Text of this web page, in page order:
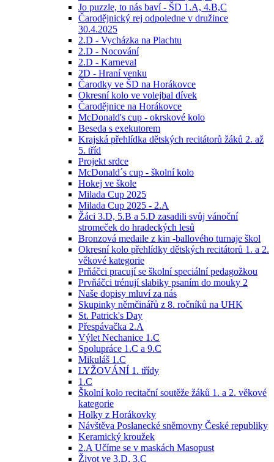
Jo puzzle, to nás baví - ŠD 1.A, 4.B,C
Čarodějnický rej odpoledne v družince
30.4.2025
2.D - Vycházka na Plachtu
2.D - Nocování
2.D - Karneval
2D - Hraní venku
Čarodky ve ŠD na Horákovce
Okresní kolo ve volejbal dívek
Čarodějnice na Horákovce
McDonald's cup - okrskové kolo
Beseda s exekutorem
Krajská přehlídka dětských recitátorů žáků 2. až
5. tříd
Projekt srdce
McDonald´s cup - školní kolo
Hokej ve škole
Milada Cup 2025
Milada Cup 2025 - 2.A
Žáci 3.D, 5.B a 5.D zasadili svůj vánoční
stromeček do hradeckých lesů
Bronzová medaile z kin -ballového turnaje škol
Okresní kolo přehlídky dětských recitátorů 1. a 2.
věkové kategorie
Prňáčci pracují se školní speciální pedagožkou
Prvňáčci trénují slabiky psaním do mouky 2
Naše dopisy mluví za nás
Skupinky němčinářů z 8. ročníků na UHK
St. Patrick's Day
Přespávačka 2.A
Výlet Nechanice 1.C
Spolupráce 1.C a 9.C
Mikuláš 1.C
LYŽOVÁNÍ 1. třídy
1.C
Školní kolo recitační soutěže žáků 1. a 2. věkové
kategorie
Holky z Horákovky
Návštěva Poslanecké sněmovny České republiky
Keramický kroužek
2.A Učíme se v maskách Masopust
Život ve 3.D, 3.C